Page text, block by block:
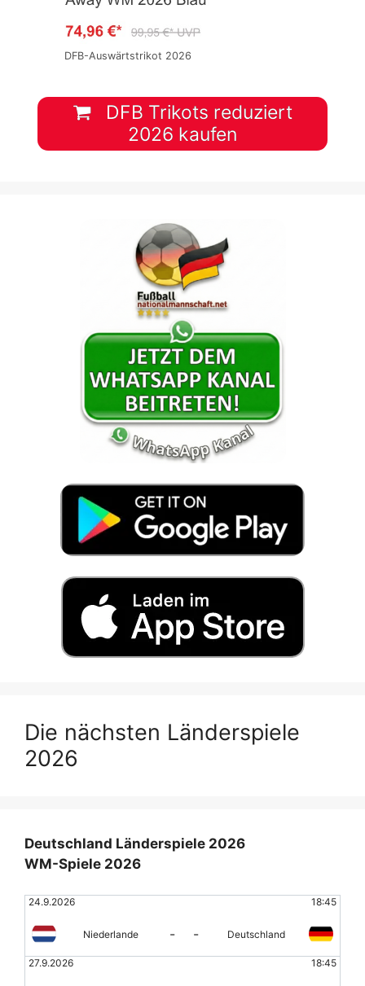
DFB-Auswärtstrikot 2026
DFB Trikots reduziert
2026 kaufen
Die nächsten Länderspiele
2026
Deutschland Länderspiele 2026
WM-Spiele 2026
24.9.2026 18:45
Niederlande - - Deutschland
27.9.2026 18:45